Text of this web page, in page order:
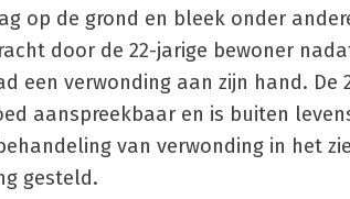
op de grond en bleek onder
door de 22-jarige bewoner
een verwonding aan zijn hand. De
aanspreekbaar en is buiten
van verwonding in het
gesteld.